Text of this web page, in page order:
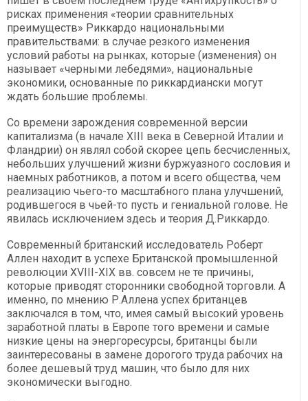
рисках применения «теории сравнительных
преимуществ» Риккардо национальными
правительствами: в случае резкого изменения
условий работы на рынках, которые (изменения) он
называет «черными лебедями», национальные
экономики, основанные по риккардиански могут
ждать большие проблемы.
Со времени зарождения современной версии
капитализма (в начале XIII века в Северной Италии и
Фландрии) он являл собой скорее цепь бесчисленных,
небольших улучшений жизни буржуазного сословия и
наемных работников, а потом и всего общества, чем
реализацию чьего-то масштабного плана улучшений,
родившегося в чьей-то пусть и гениальной голове. Не
явилась исключением здесь и теория Д.Риккардо.
Современный британский исследователь Роберт
Аллен находит в успехе Британской промышленной
революции XVIII-XIX вв. совсем не те причины,
которые приводят сторонники свободной торговли. А
именно, по мнению Р.Аллена успех британцев
заключался в том, что, имея самый высокий уровень
заработной платы в Европе того времени и самые
низкие цены на энергоресурсы, британцы были
заинтересованы в замене дорогого труда рабочих на
более дешевый труд машин, что было для них
экономически выгодно.